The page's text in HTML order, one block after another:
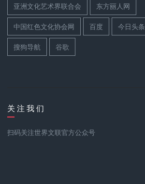
亚洲文化艺术界联合会 东方丽人网
中国红色文化协会网 百度 今日头条
搜狗导航 谷歌
关 注 我 们
扫码关注世界文联官方公众号